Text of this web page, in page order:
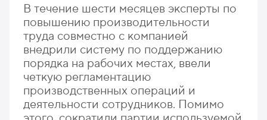
В течение шести месяцев эксперты по
повышению производительности
труда совместно с компанией
внедрили систему по поддержанию
порядка на рабочих местах, ввели
четкую регламентацию
производственных операций и
деятельности сотрудников. Помимо